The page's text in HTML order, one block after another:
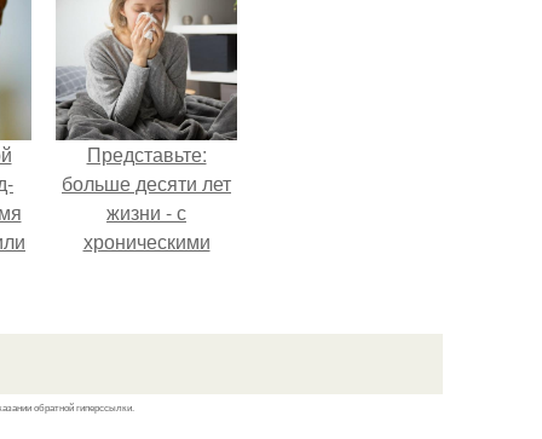
Представьте:
больше десяти лет
жизни - с
хроническими
обратной гиперссылки.